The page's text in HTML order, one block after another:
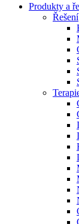
Produktový
Objevte
Braun s
Odborné
Naše
specializaci
ambulance.
Zůstaňte v
Produkty a
Řešení